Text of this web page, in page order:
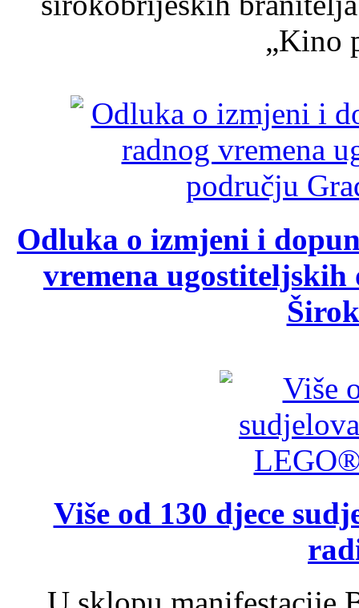
„Kino
Odluka o izmjeni i
vremena
Više od 130 djece